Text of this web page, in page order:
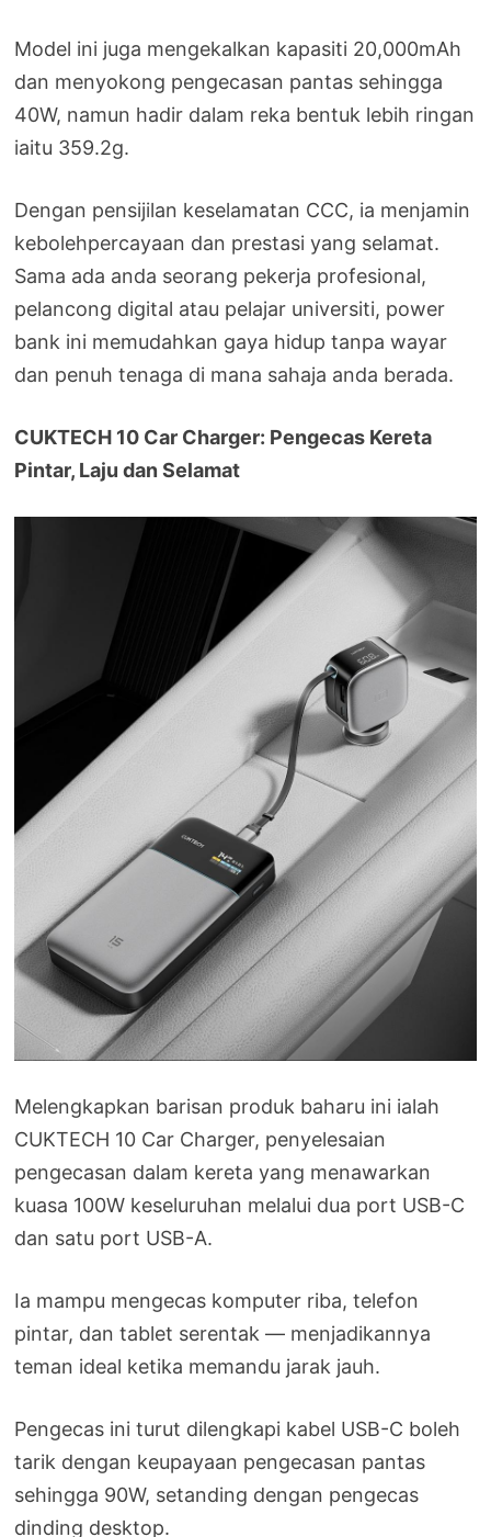
Model ini juga mengekalkan kapasiti 20,000mAh
dan menyokong pengecasan pantas sehingga
40W, namun hadir dalam reka bentuk lebih ringan
iaitu 359.2g.
Dengan pensijilan keselamatan CCC, ia menjamin
kebolehpercayaan dan prestasi yang selamat.
Sama ada anda seorang pekerja profesional,
pelancong digital atau pelajar universiti, power
bank ini memudahkan gaya hidup tanpa wayar
dan penuh tenaga di mana sahaja anda berada.
CUKTECH 10 Car Charger: Pengecas Kereta
Pintar, Laju dan Selamat
Melengkapkan barisan produk baharu ini ialah
CUKTECH 10 Car Charger, penyelesaian
pengecasan dalam kereta yang menawarkan
kuasa 100W keseluruhan melalui dua port USB-C
dan satu port USB-A.
Ia mampu mengecas komputer riba, telefon
pintar, dan tablet serentak — menjadikannya
teman ideal ketika memandu jarak jauh.
Pengecas ini turut dilengkapi kabel USB-C boleh
tarik dengan keupayaan pengecasan pantas
sehingga 90W, setanding dengan pengecas
dinding desktop.